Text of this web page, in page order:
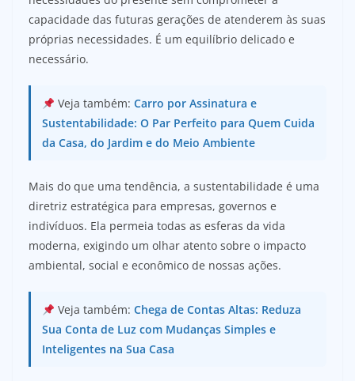
capacidade das futuras gerações de atenderem às suas
próprias necessidades. É um equilíbrio delicado e
necessário.
Veja também: Carro por Assinatura e
Sustentabilidade: O Par Perfeito para Quem Cuida
da Casa, do Jardim e do Meio Ambiente
Mais do que uma tendência, a sustentabilidade é uma
diretriz estratégica para empresas, governos e
indivíduos. Ela permeia todas as esferas da vida
moderna, exigindo um olhar atento sobre o impacto
ambiental, social e econômico de nossas ações.
Veja também: Chega de Contas Altas: Reduza
Sua Conta de Luz com Mudanças Simples e
Inteligentes na Sua Casa